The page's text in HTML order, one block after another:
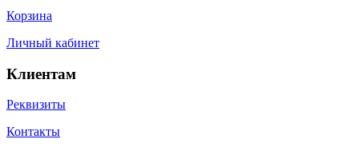
Корзина
Личный кабинет
Клиентам
Реквизиты
Контакты